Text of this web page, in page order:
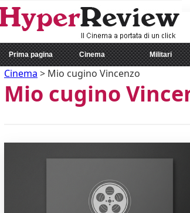
Prima pagina Cinema Militari
Cinema > Mio cugino Vincenzo
Mio cugino